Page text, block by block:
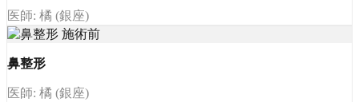
医師: 橘 (銀座)
鼻整形
医師: 橘 (銀座)